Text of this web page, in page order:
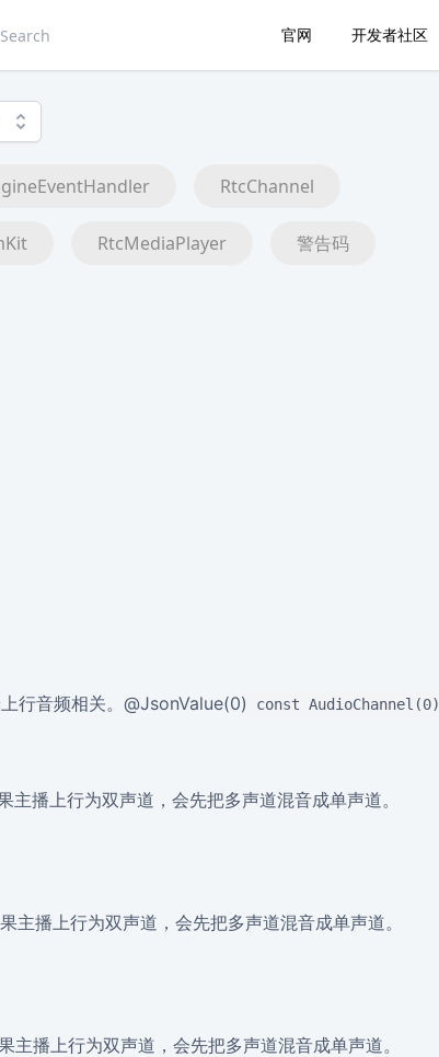
官网 开发者社区
RtcChannel
RtcMediaPlayer 警告码
行音频相关。@JsonValue(0) const AudioChannel(0)
播上行为双声道，会先把多声道混音成单声道。
播上行为双声道，会先把多声道混音成单声道。
播上行为双声道，会先把多声道混音成单声道。